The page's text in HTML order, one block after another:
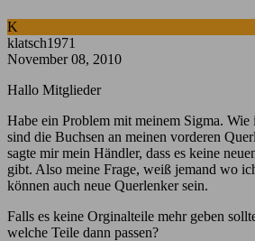
K
klatsch1971
November 08, 2010
Hallo Mitglieder
Habe ein Problem mit meinem Sigma. Wie
sind die Buchsen an meinen vorderen
sagte mir mein Händler, dass es keine
gibt. Also meine Frage, weiß jemand wo
können auch neue Querlenker sein.
Falls es keine Orginalteile mehr geben
welche Teile dann passen?